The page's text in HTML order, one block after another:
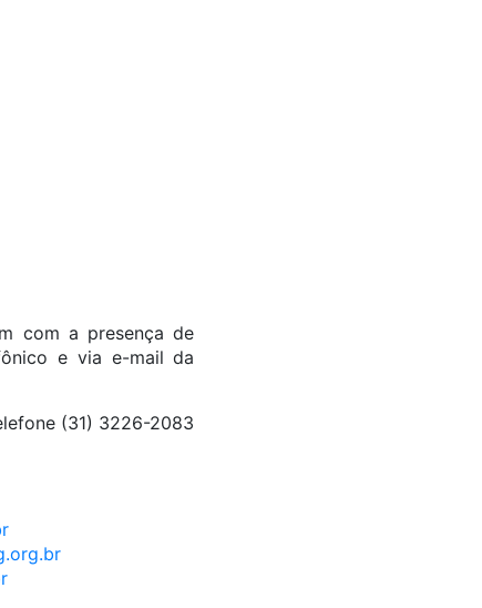
com a presença de
e via e-mail da
(31) 3226-2083